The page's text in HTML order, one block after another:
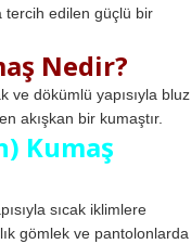
tercih edilen güçlü bir
Nedir?
ve dökümlü yapısıyla bluz
akışkan bir kumaştır.
Kumaş
sıcak iklimlere
gömlek ve pantolonlarda